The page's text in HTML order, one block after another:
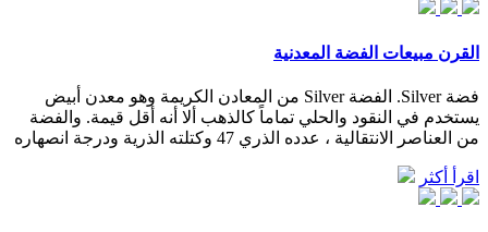
القرن مبيعات الفضة المعدنية
فضة Silver. الفضة Silver من المعادن الكريمة وهو معدن أبيض
يستخدم في النقود والحلي تماماً كالذهب ألا أنه أقل قيمة. والفضة
من العناصر الانتقالية ، عدده الذري 47 وكتلته الذرية ودرجة انصهاره
اقرأ أكثر